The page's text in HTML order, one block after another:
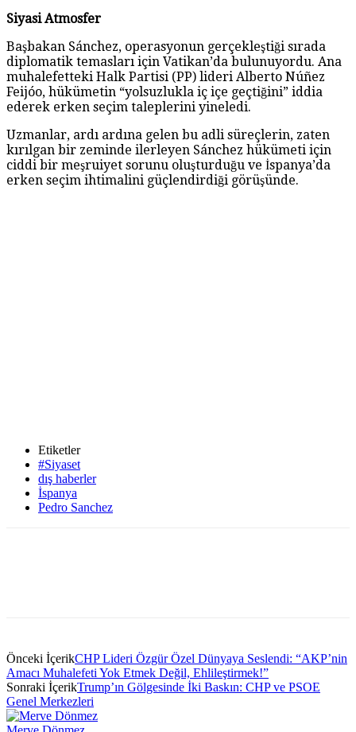
Siyasi Atmosfer
Başbakan Sánchez, operasyonun gerçekleştiği sırada
diplomatik temasları için Vatikan’da bulunuyordu. Ana
muhalefetteki Halk Partisi (PP) lideri Alberto Núñez
Feijóo, hükümetin “yolsuzlukla iç içe geçtiğini” iddia
ederek erken seçim taleplerini yineledi.
Uzmanlar, ardı ardına gelen bu adli süreçlerin, zaten
kırılgan bir zeminde ilerleyen Sánchez hükümeti için
ciddi bir meşruiyet sorunu oluşturduğu ve İspanya’da
erken seçim ihtimalini güçlendirdiği görüşünde.
Etiketler
#Siyaset
dış haberler
İspanya
Pedro Sanchez
Önceki İçerikCHP Lideri Özgür Özel Dünyaya Seslendi: “AKP’nin
Amacı Muhalefeti Yok Etmek Değil, Ehlileştirmek!”
Sonraki İçerikTrump’ın Gölgesinde İki Baskın: CHP ve PSOE
Genel Merkezleri